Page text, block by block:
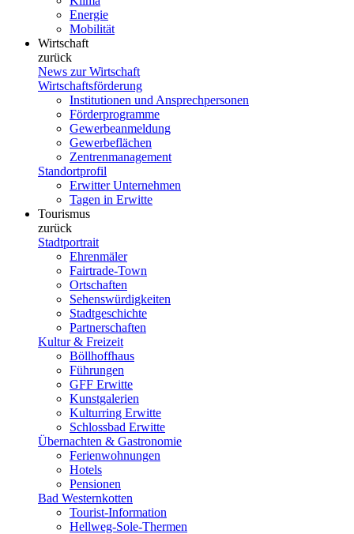
Energie
Mobilität
Wirtschaft
zurück
News zur Wirtschaft
Wirtschaftsförderung
Institutionen und Ansprechpersonen
Förderprogramme
Gewerbeanmeldung
Gewerbeflächen
Zentrenmanagement
Standortprofil
Erwitter Unternehmen
Tagen in Erwitte
Tourismus
zurück
Stadtportrait
Ehrenmäler
Fairtrade-Town
Ortschaften
Sehenswürdigkeiten
Stadtgeschichte
Partnerschaften
Kultur & Freizeit
Böllhoffhaus
Führungen
GFF Erwitte
Kunstgalerien
Kulturring Erwitte
Schlossbad Erwitte
Übernachten & Gastronomie
Ferienwohnungen
Hotels
Pensionen
Bad Westernkotten
Tourist-Information
Hellweg-Sole-Thermen